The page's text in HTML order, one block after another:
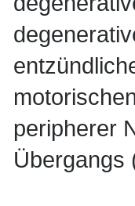
peripherer
Übergangs